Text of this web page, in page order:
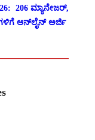
206 ಮ್ಯಾನೇಜರ್,
ಆನ್‌ಲೈನ್ ಅರ್ಜಿ